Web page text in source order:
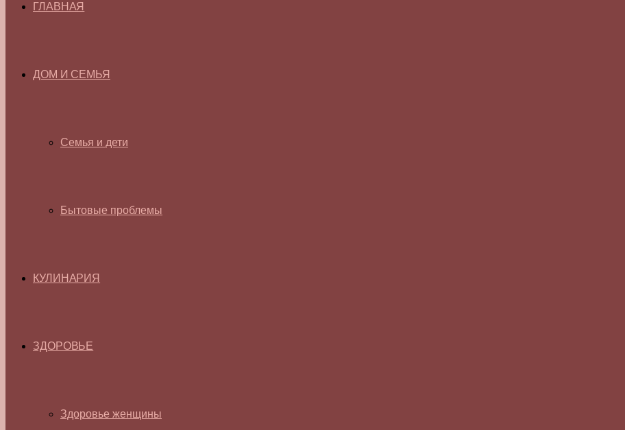
ГЛАВНАЯ
ДОМ И СЕМЬЯ
Семья и дети
Бытовые проблемы
КУЛИНАРИЯ
ЗДОРОВЬЕ
Здоровье женщины